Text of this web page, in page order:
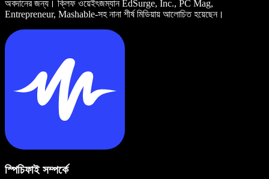
অবদানের জন্য। ক্লিফ ওয়েইৎজম্যান EdSurge, Inc., PC Mag,
Entrepreneur, Mashable-সহ নানা শীর্ষ মিডিয়ায় আলোচিত হয়েছেন।
স্পিচিফাই সম্পর্কে